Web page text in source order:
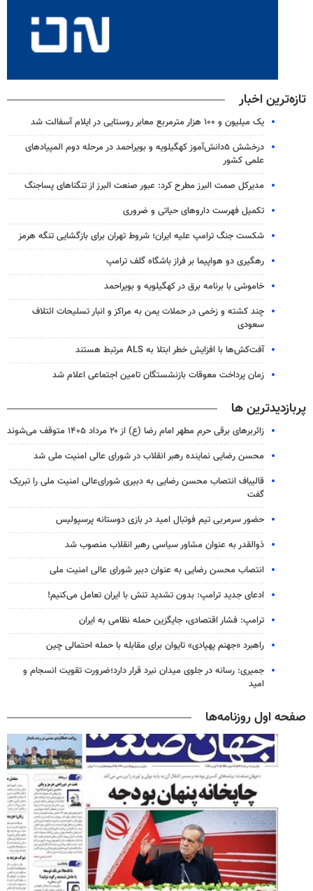
تازه‌ترین اخبار
یک میلیون و ۱۰۰ هزار مترمربع معابر روستایی در ایلام آسفالت شد
درخشش ۵دانش‌آموز کهگیلویه و بویراحمد در مرحله دوم المپیادهای
علمی کشور
مدیرکل صمت البرز مطرح کرد: عبور صنعت البرز از تنگناهای پساجنگ
تکمیل فهرست داروهای حیاتی و ضروری
شکست جنگ ترامپ علیه ایران؛ شروط تهران برای بازگشایی تنگه هرمز
رهگیری دو هواپیما بر فراز باشگاه گلف ترامپ
خاموشی با برنامه برق در کهگیلویه و بویراحمد
چند کشته و زخمی در حملات یمن به مراکز و انبار تسلیحات ائتلاف
سعودی
آفت‌کش‌ها با افزایش خطر ابتلا به ALS مرتبط هستند
زمان پرداخت معوقات بازنشستگان تامین اجتماعی اعلام شد
پربازدیدترین ها
زائربرهای برقی حرم مطهر امام رضا (ع) از ۲۰ مرداد ۱۴۰۵ متوقف می‌شوند
محسن رضایی نماینده رهبر انقلاب در شورای عالی امنیت ملی شد
قالیباف انتصاب محسن رضایی به دبیری شورای‌عالی امنیت ملی را تبریک
گفت
حضور سرمربی تیم فوتبال امید در بازی دوستانه پرسپولیس
ذوالقدر به عنوان مشاور سیاسی رهبر انقلاب منصوب شد
انتصاب محسن رضایی به عنوان دبیر شورای عالی امنیت ملی
ادعای جدید ترامپ: بدون تشدید تنش با ایران تعامل می‌کنیم!
ترامپ: فشار اقتصادی، جایگزین حمله نظامی به ایران
راهبرد «جهنم پهپادی» تایوان برای مقابله با حمله احتمالی چین
جمیری: رسانه‌ در جلوی میدان نبرد قرار دارد؛ضرورت تقویت انسجام و
امید
صفحه اول روزنامه‌ها